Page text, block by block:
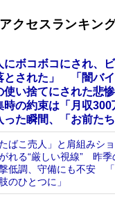
アクセスランキン
にボコボコにされ、
とされた」 「闇バ
使い捨てにされた悲
の約束は「月収300
った瞬間、「お前た
たばこ売人」と肩組みシ
れる“厳しい視線” 昨季
低調、守備にも不安 「
のひとつに」